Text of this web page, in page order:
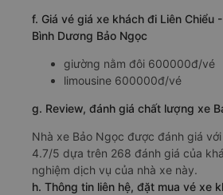
f. Giá vé giá xe khách đi Liên Chiểu
Bình Dương Bảo Ngọc
giường nằm đôi 600000đ/vé
limousine 600000đ/vé
g. Review, đánh giá chất lượng xe
Nhà xe Bảo Ngọc được đánh giá
4.7/5 dựa trên 268 đánh giá của
nghiệm dịch vụ của nhà xe này.
h. Thông tin liên hệ, đặt mua vé xe